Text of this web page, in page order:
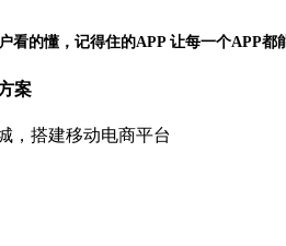
看的懂，记得住的APP 让每一个APP都
案
，搭建移动电商平台